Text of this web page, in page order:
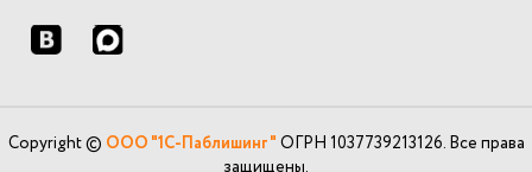
Copyright © ООО "1С-Паблишинг" ОГРН 1037739213126. Все права
защищены.